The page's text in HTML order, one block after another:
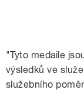
"Tyto medaile
výsledků ve
služebního